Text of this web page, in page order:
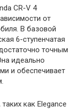
CR-V 4
от
В базовой
6-ступенчатая
точным
идеально
и обеспечивает
как Elegance